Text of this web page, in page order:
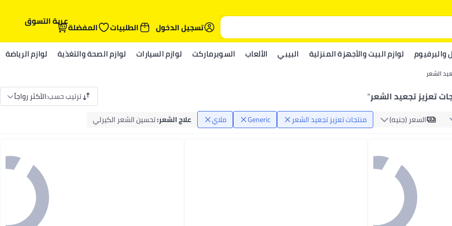
تسجيل الدخول
الطلبيات المفضلةعربة التسوق
والبرفيوم لوازم البيت والأجهزة المنزلية البيبي الألعاب السوبرماركت لوازم السيارات لوازم الصحة والتغذية لوازم الرياضة
الشعر
" ترتيب حسب:الأكثر رواجاً
السعر (جنيه) منتجات تعزيز تجعيد الشعر Generic ملاي علاج الشعر:تحسين الشعر الكيرلي